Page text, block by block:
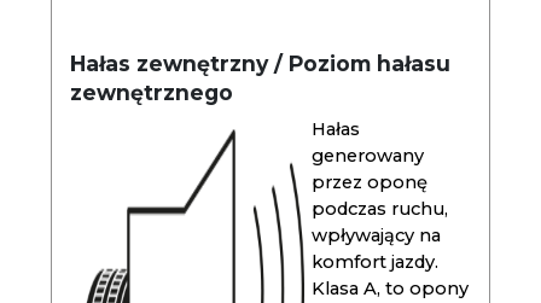
Hałas zewnętrzny / Poziom hałasu
zewnętrznego
Hałas
generowany
przez oponę
podczas ruchu,
wpływający na
komfort jazdy.
Klasa A, to opony